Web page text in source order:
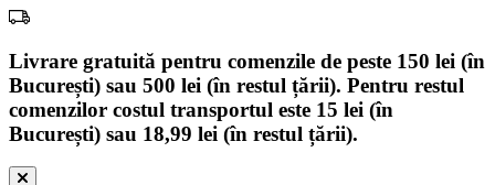
Livrare gratuită pentru comenzile de peste 150 lei (în
București) sau 500 lei (în restul țării). Pentru restul
comenzilor costul transportul este 15 lei (în
București) sau 18,99 lei (în restul țării).